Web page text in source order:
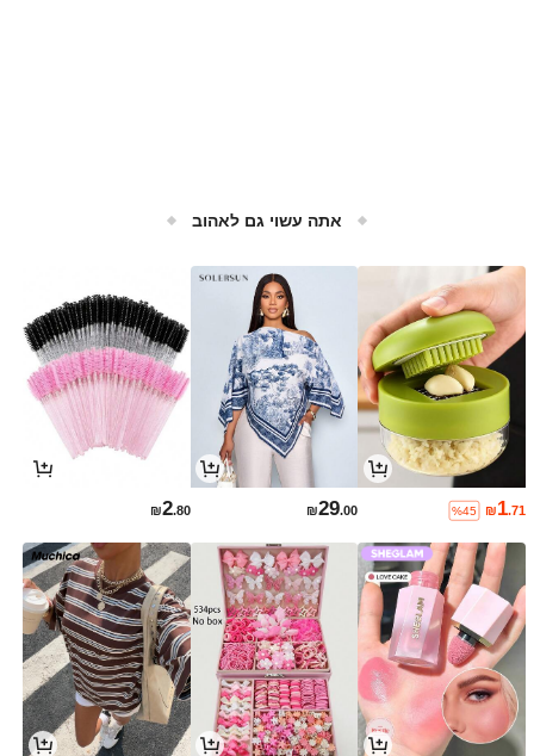
אתה עשוי גם לאהוב
₪1.71
%45
₪29.00
₪2.80